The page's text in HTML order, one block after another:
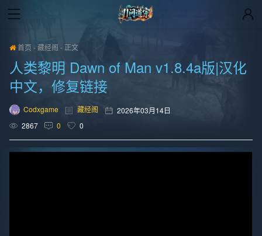
首页 -藏经阁 - 正文
人类黎明 Dawn of Man v1.8.4a版|汉化
中文，修复链接
Codxgame 藏经阁
2026年03月14日
2867
0 0